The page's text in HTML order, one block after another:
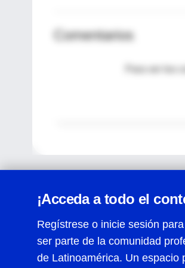
Comentarios
Para ver los
¡Acceda a todo el
Regístrese o inicie sesión
ser parte de la comunidad
de Latinoamérica. Un espacio
Centro de Ayuda